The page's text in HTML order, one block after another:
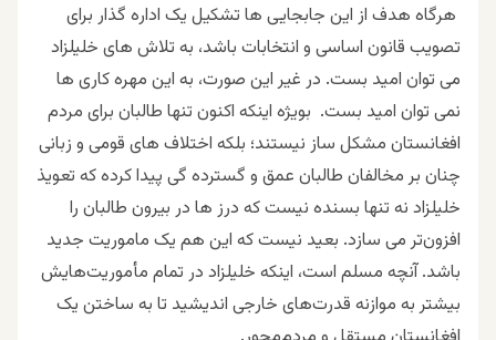
هرگاه هدف از این جابجایی ها تشکیل یک اداره گذار برای
تصویب قانون اساسی و انتخابات باشد، به تلاش های خلیلزاد
می توان امید بست. در غیر این صورت، به این مهره کاری ها
نمی توان امید بست. بویژه اینکه اکنون تنها طالبان برای مردم
افغانستان مشکل ساز نیستند؛ بلکه اختلاف های قومی و زبانی
چنان بر مخالفان طالبان عمق و گسترده گی پیدا کرده که تعویذ
خلیلزاد نه تنها بسنده نیست که درز ها در بیرون طالبان را
افزون‌تر می سازد. بعید نیست که این هم یک ماموریت جدید
باشد. آنچه مسلم است، اینکه خلیلزاد در تمام مأموریت‌هایش
بیشتر به موازنه قدرت‌های خارجی اندیشید تا به ساختن یک